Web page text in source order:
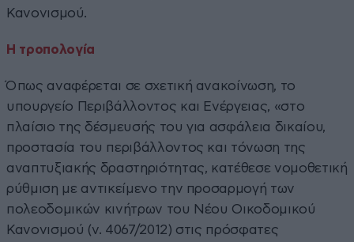
Κανονισμού.
Η τροπολογία
Όπως αναφέρεται σε σχετική ανακοίνωση, το
υπουργείο Περιβάλλοντος και Ενέργειας, «στο
πλαίσιο της δέσμευσής του για ασφάλεια δικαίου,
προστασία του περιβάλλοντος και τόνωση της
αναπτυξιακής δραστηριότητας, κατέθεσε νομοθετική
ρύθμιση με αντικείμενο την προσαρμογή των
πολεοδομικών κινήτρων του Νέου Οικοδομικού
Κανονισμού (ν. 4067/2012) στις πρόσφατες